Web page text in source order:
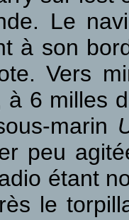
Le
à son
Vers
à 6 milles
marin
peu
étant
le